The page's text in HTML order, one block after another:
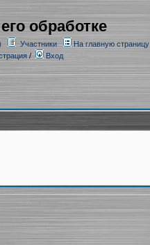
обработке
Участники
На главную страницу
/ Вход